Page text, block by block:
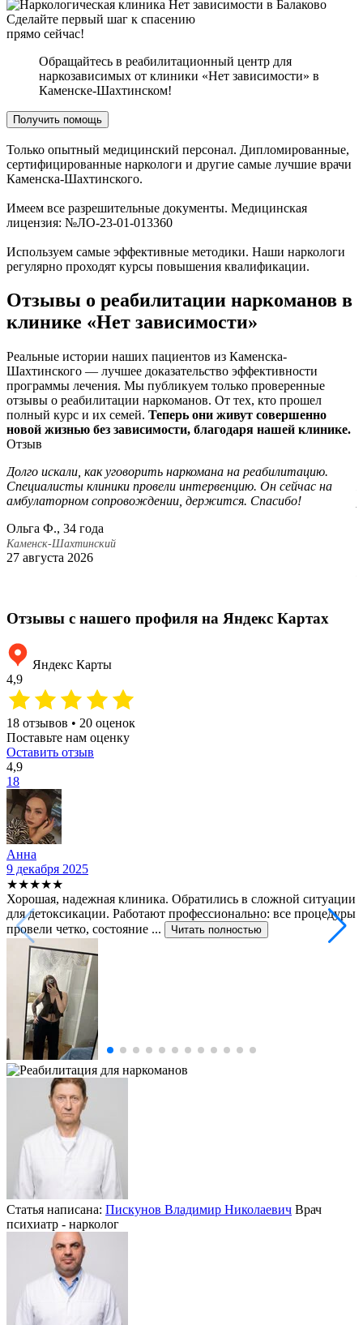
Сделайте первый шаг к спасению
прямо сейчас!
Обращайтесь в реабилитационный центр для
наркозависимых от клиники «Нет зависимости» в
Каменске-Шахтинском!
Получить помощь
Только опытный медицинский персонал. Дипломированные,
сертифицированные наркологи и другие самые лучшие врачи
Каменска-Шахтинского.
Имеем все разрешительные документы. Медицинская
лицензия: №ЛО-23-01-013360
Используем самые эффективные методики. Наши наркологи
регулярно проходят курсы повышения квалификации.
Отзывы о реабилитации наркоманов в
клинике «Нет зависимости»
Реальные истории наших пациентов из Каменска-
Шахтинского — лучшее доказательство эффективности
программы лечения. Мы публикуем только проверенные
отзывы о реабилитации наркоманов. От тех, кто прошел
полный курс и их семей. Теперь они живут совершенно
новой жизнью без зависимости, благодаря нашей клинике.
Отзыв
Долго искали, как уговорить наркомана на реабилитацию.
Специалисты клиники провели интервенцию. Он сейчас на
амбулаторном сопровождении, держится. Спасибо!
Ольга Ф., 34 года
Каменск-Шахтинский
27 августа 2026
Отзывы с нашего профиля на Яндекс Картах
Яндекс Карты
4,9
18 отзывов • 20 оценок
Поставьте нам оценку
Оставить отзыв
4,9
18
Анна
9 декабря 2025
★★★★★
Хорошая, надежная клиника. Обратились в сложной ситуации
для детоксикации. Работают профессионально: все процедуры
провели четко, состояние ...
Читать полностью
Статья написана: Пискунов Владимир Николаевич Врач
психиатр - нарколог